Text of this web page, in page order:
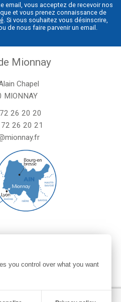
email, vous acceptez de recevoir nos
et vous prenez connaissance de
. Si vous souhaitez vous désinscrire,
de nous faire parvenir un email.
Mionnay
Chapel
MIONNAY
26 20 20
26 20 21
12h et de 13h30 à 16h30
deux de 8h30 à 12h
Mentions légales
you control over what you want